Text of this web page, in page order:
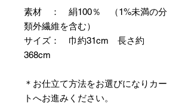
素材 ： 絹100％ （1%未満の分
類外繊維を含む）
サイズ： 巾約31cm 長さ約
368cm
＊お仕立て方法をお選びになりカー
トへお進みください。